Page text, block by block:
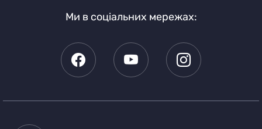
Ми в соціальних мережах: